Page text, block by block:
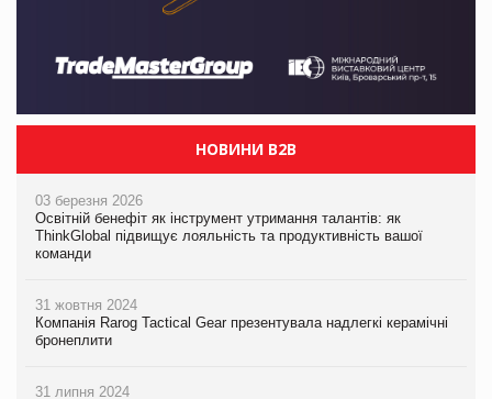
НОВИНИ B2B
03 березня 2026
Освітній бенефіт як інструмент утримання талантів: як
ThinkGlobal підвищує лояльність та продуктивність вашої
команди
31 жовтня 2024
Компанія Rarog Tactical Gear презентувала надлегкі керамічні
бронеплити
31 липня 2024